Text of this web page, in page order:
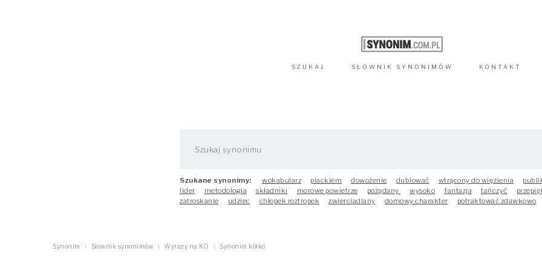
SZUKAJ SŁOWNIK SYNONIMÓW KONTAKT
Szukane synonimy: wokabularz plackiem dowożenie dublować wtrącony do więzienia
lider
metodologia składniki morowe powietrze pożądany wysoko fantazja tańczyć
zatroskanie
udziec chłopek roztropek zwierciadlany domowy charakter potraktować zdawkowo
Synonim \ Słownik synonimów \ Wyrazy na KO \ Synonim kółko